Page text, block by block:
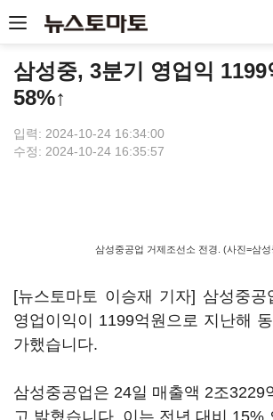
삼성중, 3분기 영업익
58%↑
입력: 2024-10-24 16:34:00
수정: 2024-10-24 16:35:57
삼성중공업 거제조선소 전경. (사진=삼성
[뉴스토마토 이승재 기자] 삼성중공
영업이익이 1199억원으로 지난해
가했습니다.
삼성중공업은 24일 매출액 2조3229
고 밝혔습니다. 이는 전년 대비 15%